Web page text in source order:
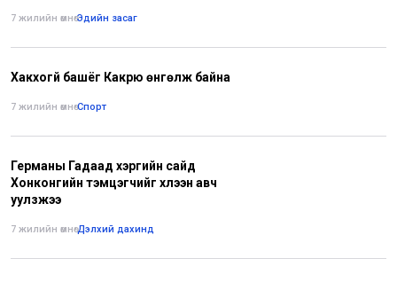
7 жилийн өмнө•Эдийн засаг
Хакүхогүй башёг Какүрюү өнгөлж байна
7 жилийн өмнө•Спорт
Германы Гадаад хэргийн сайд
Хонконгийн тэмцэгчийг хүлээн авч
уулзжээ
7 жилийн өмнө•Дэлхий дахинд